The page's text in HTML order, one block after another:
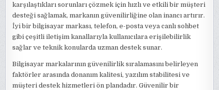
karşılaştıkları sorunları çözmek için hızlı ve etkili bir müşteri
desteği sağlamak, markanın güvenilirliğine olan inancı artırır.
İyi bir bilgisayar markası, telefon, e-posta veya canlı sohbet
gibi çeşitli iletişim kanallarıyla kullanıcılara erişilebilirlik
sağlar ve teknik konularda uzman destek sunar.
Bilgisayar markalarının güvenilirlik sıralamasını belirleyen
faktörler arasında donanım kalitesi, yazılım stabilitesi ve
müşteri destek hizmetleri ön plandadır. Güvenilir bir